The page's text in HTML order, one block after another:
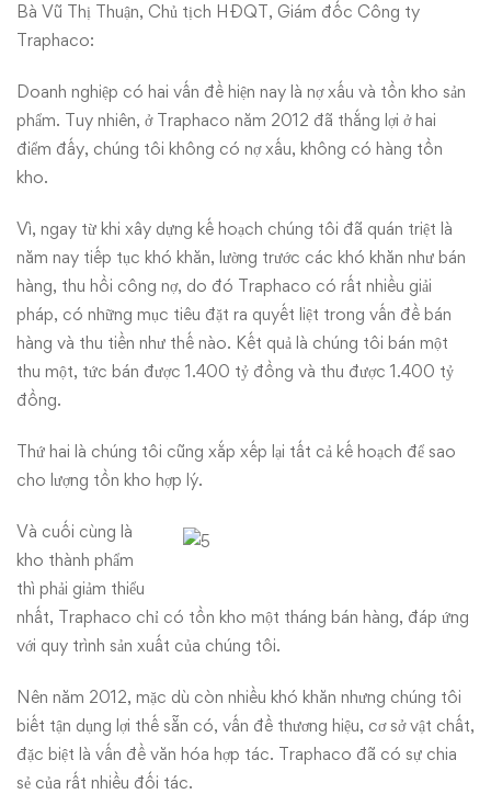
Bà Vũ Thị Thuận, Chủ tịch HĐQT, Giám đốc Công ty
Traphaco:
Doanh nghiệp có hai vấn đề hiện nay là nợ xấu và tồn kho sản
phẩm. Tuy nhiên, ở Traphaco năm 2012 đã thắng lợi ở hai
điểm đấy, chúng tôi không có nợ xấu, không có hàng tồn
kho.
Vì, ngay từ khi xây dựng kế hoạch chúng tôi đã quán triệt là
năm nay tiếp tục khó khăn, lường trước các khó khăn như bán
hàng, thu hồi công nợ, do đó Traphaco có rất nhiều giải
pháp, có những mục tiêu đặt ra quyết liệt trong vấn đề bán
hàng và thu tiền như thế nào. Kết quả là chúng tôi bán một
thu một, tức bán được 1.400 tỷ đồng và thu được 1.400 tỷ
đồng.
Thứ hai là chúng tôi cũng xắp xếp lại tất cả kế hoạch để sao
cho lượng tồn kho hợp lý.
Và cuối cùng là
kho thành phẩm
thì phải giảm thiểu
nhất, Traphaco chỉ có tồn kho một tháng bán hàng, đáp ứng
với quy trình sản xuất của chúng tôi.
Nên năm 2012, mặc dù còn nhiều khó khăn nhưng chúng tôi
biết tận dụng lợi thế sẵn có, vấn đề thương hiệu, cơ sở vật chất,
đặc biệt là vấn đề văn hóa hợp tác. Traphaco đã có sự chia
sẻ của rất nhiều đối tác.